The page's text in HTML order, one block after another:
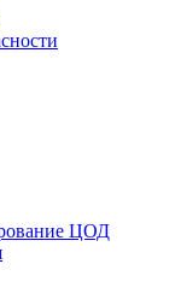
ЦОД